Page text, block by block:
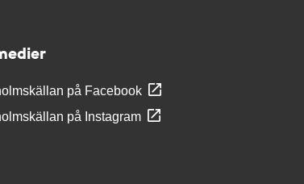
på Facebook
på Instagram